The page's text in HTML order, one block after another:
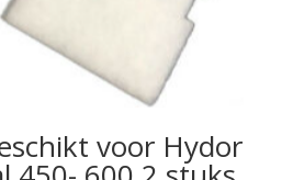
voor Hydor